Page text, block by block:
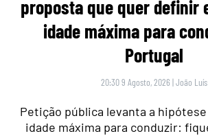
proposta que quer definir
idade máxima para
Portugal
20:30 9 Agosto, 2026 |João Luís
Petição pública levanta a
idade máxima para conduzir: